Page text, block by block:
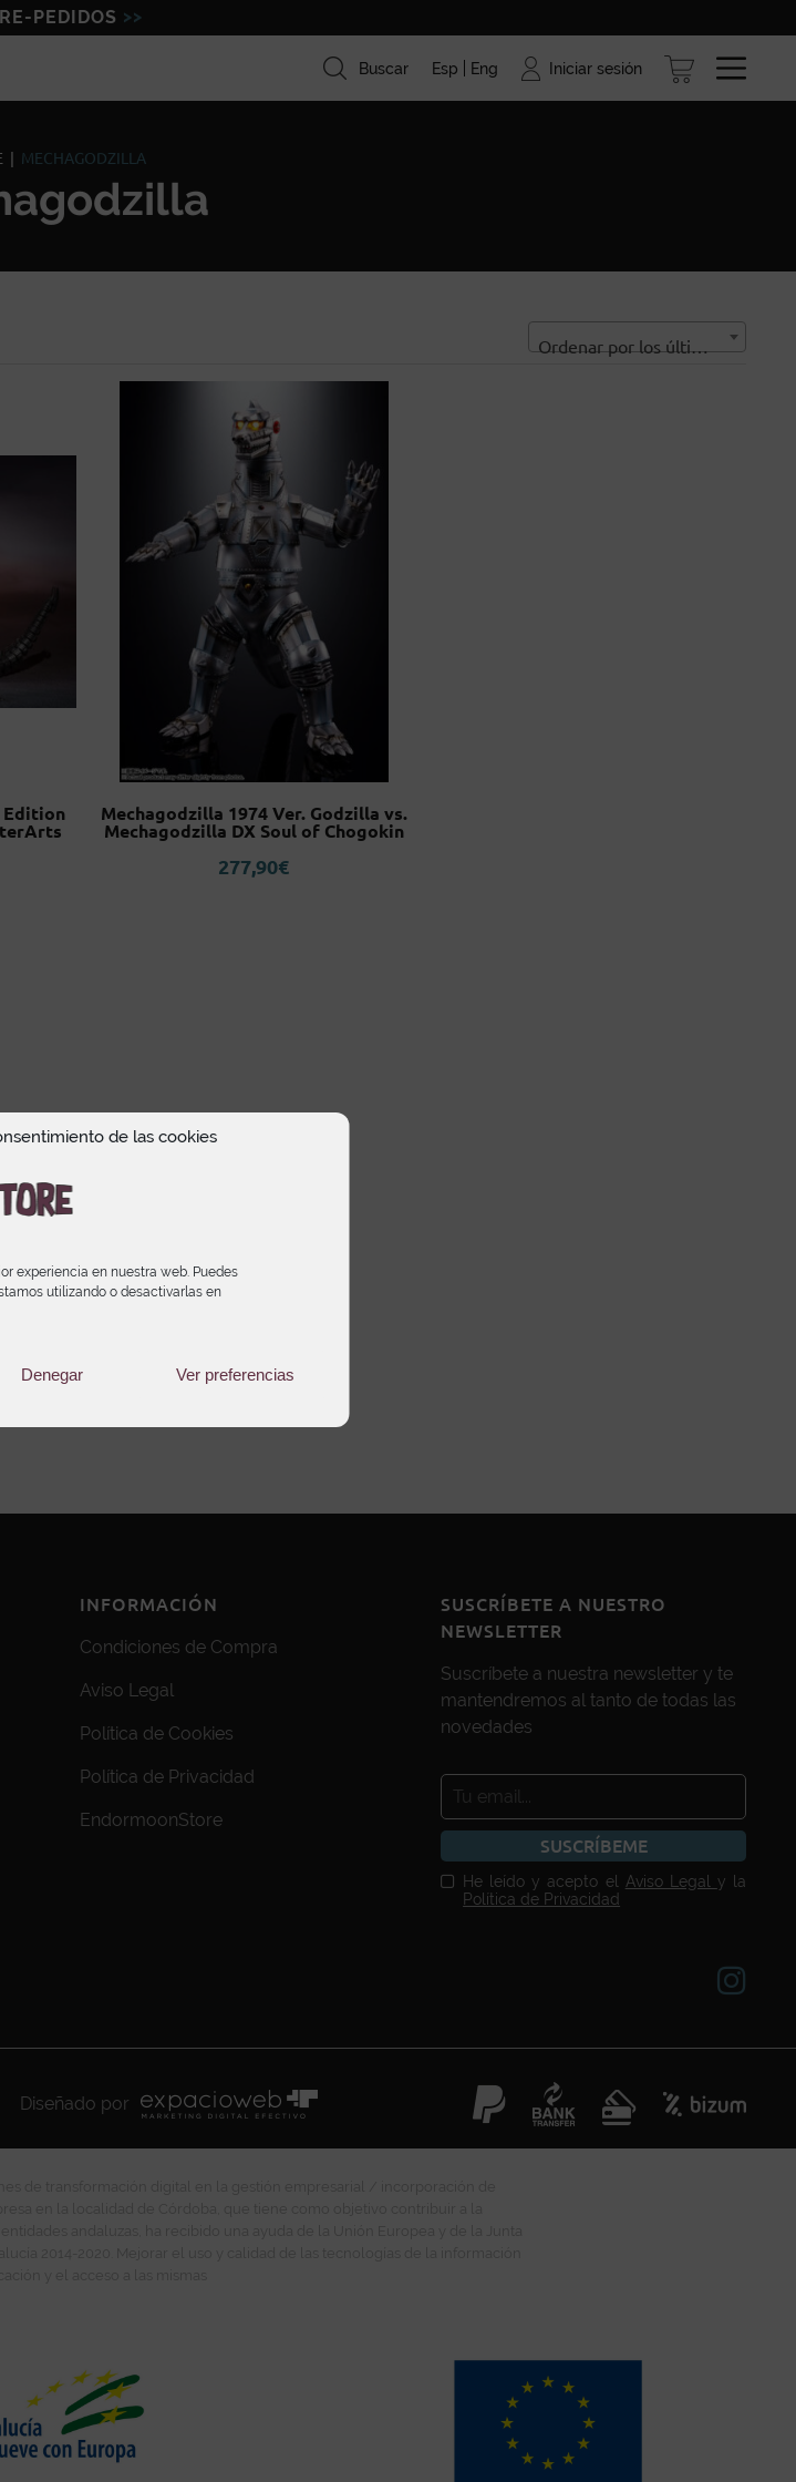
de las cookies
experiencia en nuestra web. Puedes
utilizando o desactivarlas en
Denegar Ver preferencias
PEDIDOS
Miniaturas Modelismo Marcas Blog
Buscar Esp Eng Iniciar sesión
MECHAGODZILLA
Ordenar por los últimos
Edition
Mechagodzilla 1974 Ver. Godzilla vs.
Mechagodzilla DX Soul of Chogokin
277,90€
INFORMACIÓN
Condiciones de Compra
Aviso Legal
Política de Cookies
Política de Privacidad
EndormoonStore
SUSCRÍBETE A NUESTRO
NEWSLETTER
Suscríbete a nuestra newsletter y te
mantendremos al tanto de todas las
novedades
SUSCRÍBEME
He leído y acepto el Aviso Legal y la
Política de Privacidad
Diseñado por